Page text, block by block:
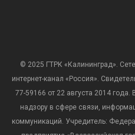
© 2025 ГТРК «Калининград».
интернет-канал «Россия».
77-59166 от 22 августа 2014
надзору в сфере связи,
коммуникаций. Учредитель: